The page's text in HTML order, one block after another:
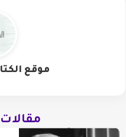
موقع